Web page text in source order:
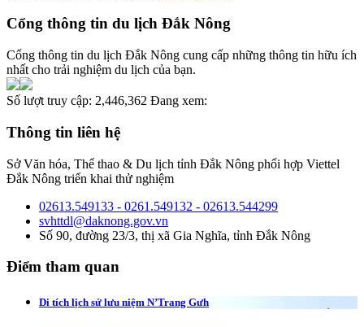
Cổng thông tin du lịch Đắk Nông
Cổng thông tin du lịch Đắk Nông cung cấp những thông tin hữu ích
nhất cho trải nghiệm du lịch của bạn.
Số lượt truy cập: 2,446,362 Đang xem:
Thông tin liên hệ
Sở Văn hóa, Thể thao & Du lịch tỉnh Đắk Nông phối hợp Viettel
Đắk Nông triển khai thử nghiệm
02613.549133 - 0261.549132 - 02613.544299
svhttdl@daknong.gov.vn
Số 90, đường 23/3, thị xã Gia Nghĩa, tỉnh Đắk Nông
Điểm tham quan
Di tích lịch sử lưu niệm N’Trang Gưh